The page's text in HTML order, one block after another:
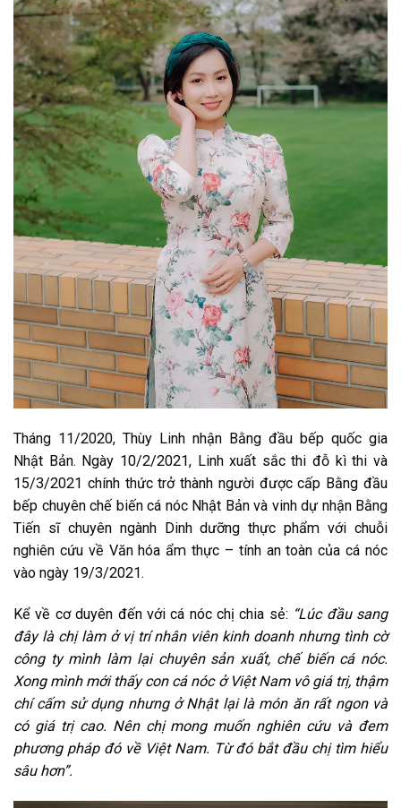
Tháng 11/2020, Thùy Linh nhận Bằng đầu bếp quốc gia
Nhật Bản. Ngày 10/2/2021, Linh xuất sắc thi đỗ kì thi và
15/3/2021 chính thức trở thành người được cấp Bằng đầu
bếp chuyên chế biến cá nóc Nhật Bản và vinh dự nhận Bằng
Tiến sĩ chuyên ngành Dinh dưỡng thực phẩm với chuỗi
nghiên cứu về Văn hóa ẩm thực – tính an toàn của cá nóc
vào ngày 19/3/2021.
Kể về cơ duyên đến với cá nóc chị chia sẻ: “Lúc đầu sang
đây là chị làm ở vị trí nhân viên kinh doanh nhưng tình cờ
công ty mình làm lại chuyên sản xuất, chế biến cá nóc.
Xong mình mới thấy con cá nóc ở Việt Nam vô giá trị, thậm
chí cấm sử dụng nhưng ở Nhật lại là món ăn rất ngon và
có giá trị cao. Nên chị mong muốn nghiên cứu và đem
phương pháp đó về Việt Nam. Từ đó bắt đầu chị tìm hiểu
sâu hơn”.